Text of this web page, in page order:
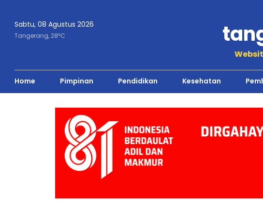
Sabtu, 08 Agustus 2026
Tangerang, 28oC
Home Pimpinan Pendidikan Kesehatan